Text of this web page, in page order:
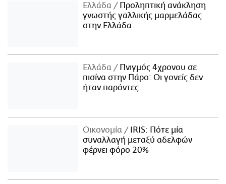
Ελλάδα
Προληπτική ανάκληση
γνωστής γαλλικής μαρμελάδας
στην Ελλάδα
Ελλάδα
Πνιγμός 4χρονου σε
πισίνα στην Πάρο: Οι γονείς δεν
ήταν παρόντες
Οικονομία
IRIS: Πότε μία
συναλλαγή μεταξύ αδελφών
φέρνει φόρο 20%